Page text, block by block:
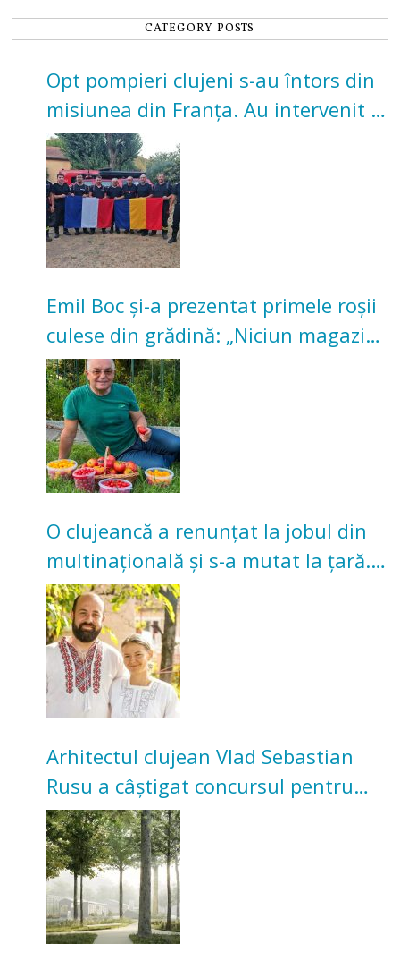
CATEGORY POSTS
Opt pompieri clujeni s-au întors din
misiunea din Franța. Au intervenit la
incendii de vegetație și pădure
Emil Boc și-a prezentat primele roșii
culese din grădină: „Niciun magazin
nu poate oferi această satisfacție”
O clujeancă a renunțat la jobul din
multinațională și s-a mutat la țară.
Acum cultivă legume în grădina
bunicilor
Arhitectul clujean Vlad Sebastian
Rusu a câștigat concursul pentru
transformarea Grădinii Casei
Universitarilor